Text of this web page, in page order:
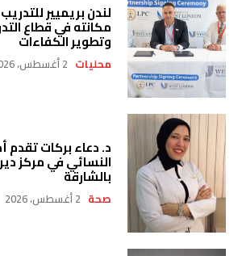
لندن بريميير
مكانته في قطاع
وتطوير الكفاءات
محليات 2 أغسطس، 2026
د. دعاء بركات تقدم
النسائي في مركز
بالشارقة
صحة 2 أغسطس، 2026